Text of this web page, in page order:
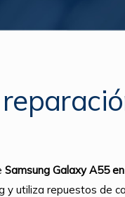
Samsung Galaxy A55
y utiliza repuestos de